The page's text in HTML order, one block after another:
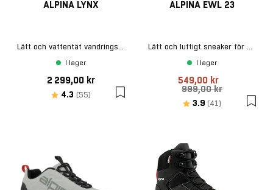
ALPINA LYNX
Lätt och vattentät vandringskänga
I lager
2 299,00 kr
Betyg:
4.3 (55) utav 5 stjärnor
ALPINA EWL 23
Lätt och luftigt sneaker för stadsmiljö och natur
I lager
549,00 kr
999,00 kr
Betyg:
3.9 (41) utav 5